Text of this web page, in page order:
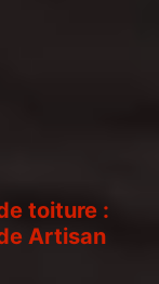
toiture :
Artisan